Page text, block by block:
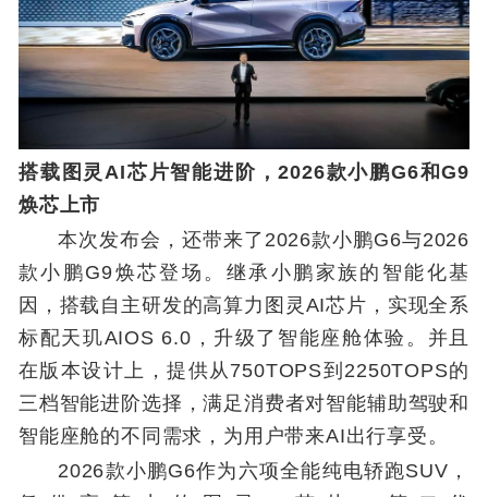
搭载图灵AI芯片智能进阶，2026款小鹏G6和G9
焕芯上市
本次发布会，还带来了2026款小鹏G6与2026
款小鹏G9焕芯登场。继承小鹏家族的智能化基
因，搭载自主研发的高算力图灵AI芯片，实现全系
标配天玑AIOS 6.0，升级了智能座舱体验。并且
在版本设计上，提供从750TOPS到2250TOPS的
三档智能进阶选择，满足消费者对智能辅助驾驶和
智能座舱的不同需求，为用户带来AI出行享受。
2026款小鹏G6作为六项全能纯电轿跑SUV，